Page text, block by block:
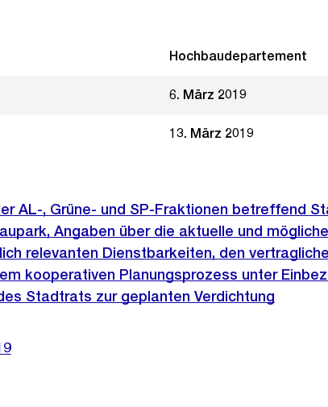
Hochbaudepartement
6. März 2019
13. März 2019
AL-, Grüne- und SP-Fraktionen betreffend
Angaben über die aktuelle und
relevanten Dienstbarkeiten, den
kooperativen Planungsprozess unter
Stadtrats zur geplanten Verdichtung